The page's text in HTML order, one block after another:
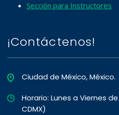
Sección para Instructores
¡Contáctenos!
Ciudad de México, México.
Horario: Lunes a Viernes
CDMX)